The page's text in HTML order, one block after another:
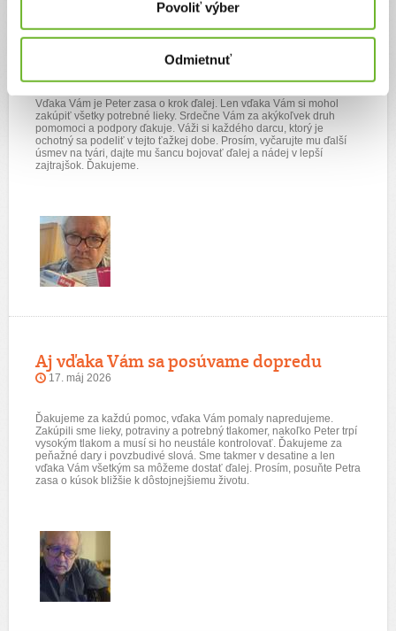
Povoliť výber
Odmietnuť
Opäť o krok ďalej
Vďaka Vám je Peter zasa o krok ďalej. Len vďaka Vám si mohol
zakúpiť všetky potrebné lieky. Srdečne Vám za akýkoľvek druh
pomomoci a podpory ďakuje. Váži si každého darcu, ktorý je
ochotný sa podeliť v tejto ťažkej dobe. Prosím, vyčarujte mu ďalší
úsmev na tvári, dajte mu šancu bojovať ďalej a nádej v lepší
zajtrajšok. Ďakujeme.
Aj vďaka Vám sa posúvame dopredu
17. máj 2026
Ďakujeme za každú pomoc, vďaka Vám pomaly napredujeme.
Zakúpili sme lieky, potraviny a potrebný tlakomer, nakoľko Peter trpí
vysokým tlakom a musí si ho neustále kontrolovať. Ďakujeme za
peňažné dary i povzbudivé slová. Sme takmer v desatine a len
vďaka Vám všetkým sa môžeme dostať ďalej. Prosím, posuňte Petra
zasa o kúsok bližšie k dôstojnejšiemu životu.